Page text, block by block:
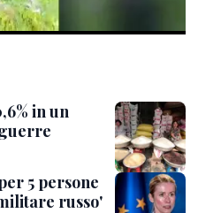
in un
5 persone
russo'